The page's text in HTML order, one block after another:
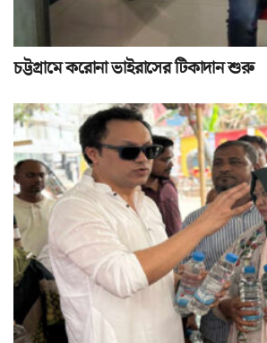
চট্টগ্রামে করোনা ভাইরাসের টিকাদান শুরু